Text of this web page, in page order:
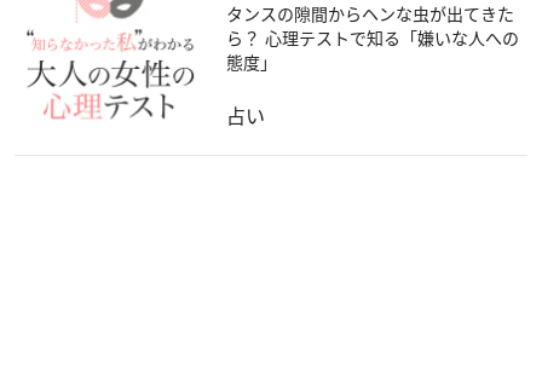
タンスの隙間からヘンな虫が出てきた
ら？ 心理テストで知る「嫌いな人への
態度」
占い